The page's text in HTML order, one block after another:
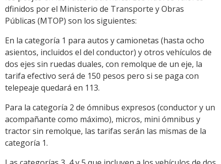
dfinidos por el Ministerio de Transporte y Obras
Públicas (MTOP) son los siguientes:
En la categoría 1 para autos y camionetas (hasta ocho
asientos, incluidos el del conductor) y otros vehículos de
dos ejes sin ruedas duales, con remolque de un eje, la
tarifa efectivo será de 150 pesos pero si se paga con
telepeaje quedará en 113.
Para la categoría 2 de ómnibus expresos (conductor y un
acompañante como máximo), micros, mini ómnibus y
tractor sin remolque, las tarifas serán las mismas de la
categoría 1.